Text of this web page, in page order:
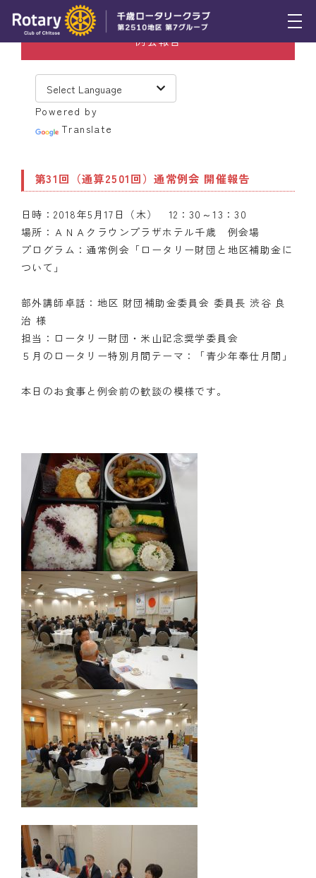
トピックス
例会報告
スケジュール
年間プログラム
木曜会
クラブのあゆみ
クラブの歴史
例会場・事務局の案内
リンク集
情報公開
入会のご案内
例会報告
Powered by
Translate
第31回（通算2501回）通常例会 開催報告
日時：2018年5月17日（木） 12：30～13：30
場所：ＡＮＡクラウンプラザホテル千歳 例会場
プログラム：通常例会「ロータリー財団と地区補助金に
ついて」
部外講師卓話：地区 財団補助金委員会 委員長 渋谷 良
治 様
担当：ロータリー財団・米山記念奨学委員会
５月のロータリー特別月間テーマ：「青少年奉仕月間」
本日のお食事と例会前の歓談の模様です。